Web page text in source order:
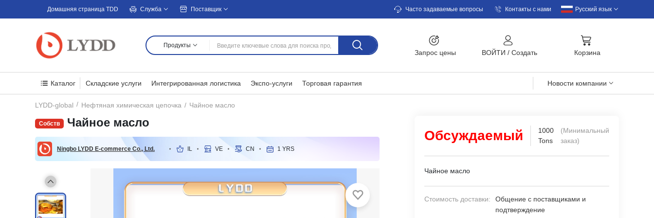
Домашняя страница TDD Служба Поставщик Часто задаваемые вопросы Контакты с нами Русский язык
Продукты
Запрос цены BOЙTИ / Cоздать Корзина
Каталог Складские услуги Интегрированная логистика Экспо-услуги Торговая гарантия Новости компании
LYDD-global Нефтяная химическая цепочка Чайное масло
Чайное масло
Ningbo LYDD E-commerce Co., Ltd. IL VE CN 1 YRS
Обсуждаемый
1000
Tons
(Минимальный
заказ)
Чайное масло
Стоимость доставки:
Общение с поставщиками и
подтверждение